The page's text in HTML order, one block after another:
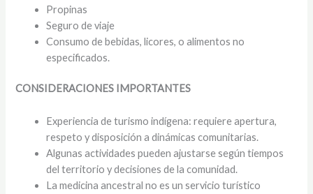
Propinas
Seguro de viaje
Consumo de bebidas, licores, o alimentos no
especificados.
CONSIDERACIONES IMPORTANTES
Experiencia de turismo indígena: requiere apertura,
respeto y disposición a dinámicas comunitarias.
Algunas actividades pueden ajustarse según tiempos
del territorio y decisiones de la comunidad.
La medicina ancestral no es un servicio turístico